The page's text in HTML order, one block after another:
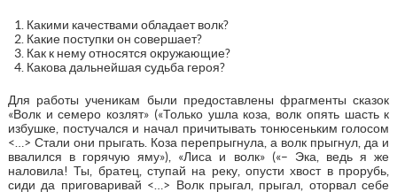
Какими качествами обладает волк?
Какие поступки он совершает?
Как к нему относятся окружающие?
Какова дальнейшая судьба героя?
Для работы ученикам были предоставлены фрагменты сказок
«Волк и семеро козлят» («Только ушла коза, волк опять шасть к
избушке, постучался и начал причитывать тонюсеньким голосом
<…> Стали они прыгать. Коза перепрыгнула, а волк прыгнул, да и
ввалился в горячую яму»), «Лиса и волк» («– Эка, ведь я же
наловила! Ты, братец, ступай на реку, опусти хвост в прорубь,
сиди да приговаривай <…> Волк прыгал, прыгал, оторвал себе